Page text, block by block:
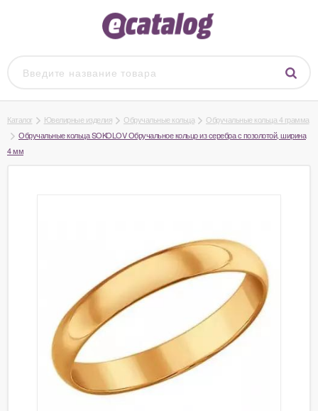
Каталог Ювелирные изделия Обручальные кольца
Обручальные кольца 4 грамма
Обручальные кольца SOKOLOV Обручальное кольцо из серебра с позолотой, ширина
4 мм